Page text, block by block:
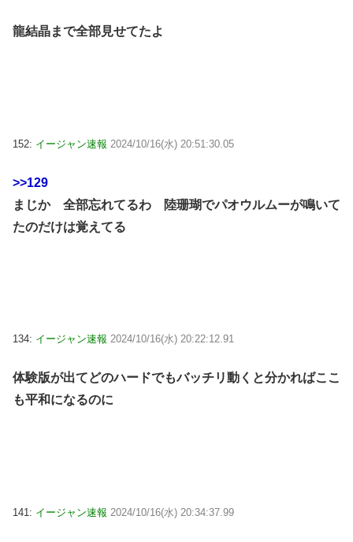
龍結晶まで全部見せてたよ
152: イージャン速報 2024/10/16(水) 20:51:30.05
>>129
まじか 全部忘れてるわ 陸珊瑚でパオウルムーが鳴いて
たのだけは覚えてる
134: イージャン速報 2024/10/16(水) 20:22:12.91
体験版が出てどのハードでもバッチリ動くと分かればここ
も平和になるのに
141: イージャン速報 2024/10/16(水) 20:34:37.99